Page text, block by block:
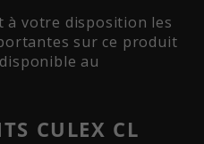
à votre disposition les
sur ce produit
au
CULEX CL